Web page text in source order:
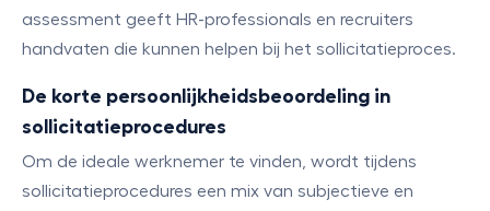
assessment geeft HR-professionals en recruiters
handvaten die kunnen helpen bij het sollicitatieproces.
De korte persoonlijkheidsbeoordeling in
sollicitatieprocedures
Om de ideale werknemer te vinden, wordt tijdens
sollicitatieprocedures een mix van subjectieve en